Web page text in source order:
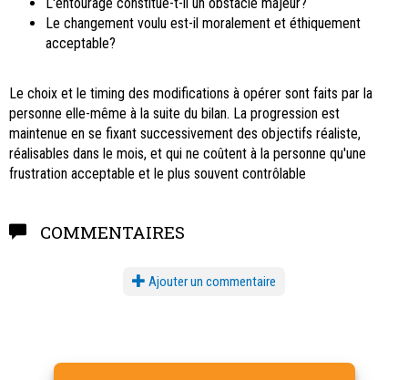
Le changement voulu est-il moralement et éthiquement
acceptable?
Le choix et le timing des modifications à opérer sont faits par la
personne elle-même à la suite du bilan. La progression est
maintenue en se fixant successivement des objectifs réaliste,
réalisables dans le mois, et qui ne coûtent à la personne qu'une
frustration acceptable et le plus souvent contrôlable
COMMENTAIRES
Ajouter un commentaire